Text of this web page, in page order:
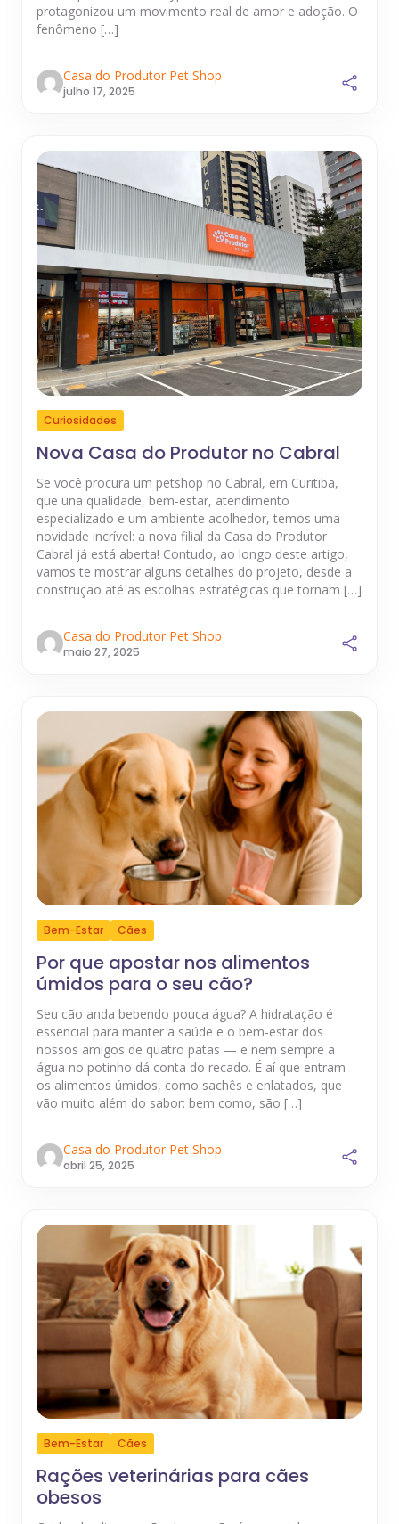
protagonizou um movimento real de amor e adoção. O
fenômeno […]
Casa do Produtor Pet Shop
julho 17, 2025
Curiosidades
Nova Casa do Produtor no Cabral
Se você procura um petshop no Cabral, em Curitiba,
que una qualidade, bem-estar, atendimento
especializado e um ambiente acolhedor, temos uma
novidade incrível: a nova filial da Casa do Produtor
Cabral já está aberta! Contudo, ao longo deste artigo,
vamos te mostrar alguns detalhes do projeto, desde a
construção até as escolhas estratégicas que tornam […]
Casa do Produtor Pet Shop
maio 27, 2025
Bem-Estar Cães
Por que apostar nos alimentos
úmidos para o seu cão?
Seu cão anda bebendo pouca água? A hidratação é
essencial para manter a saúde e o bem-estar dos
nossos amigos de quatro patas — e nem sempre a
água no potinho dá conta do recado. É aí que entram
os alimentos úmidos, como sachês e enlatados, que
vão muito além do sabor: bem como, são […]
Casa do Produtor Pet Shop
abril 25, 2025
Bem-Estar Cães
Rações veterinárias para cães
obesos